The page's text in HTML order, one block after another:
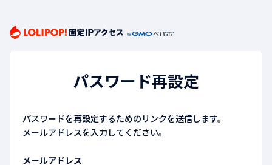
パスワード再設定
パスワードを再設定するためのリンクを送信します。
メールアドレスを入力してください。
メールアドレス